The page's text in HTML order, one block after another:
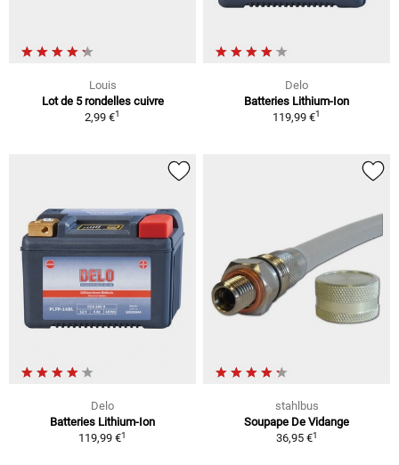
Louis
Lot de 5 rondelles cuivre
2,99 €1
Delo
Batteries Lithium-Ion
119,99 €1
Delo
Batteries Lithium-Ion
119,99 €1
stahlbus
Soupape De Vidange
36,95 €1